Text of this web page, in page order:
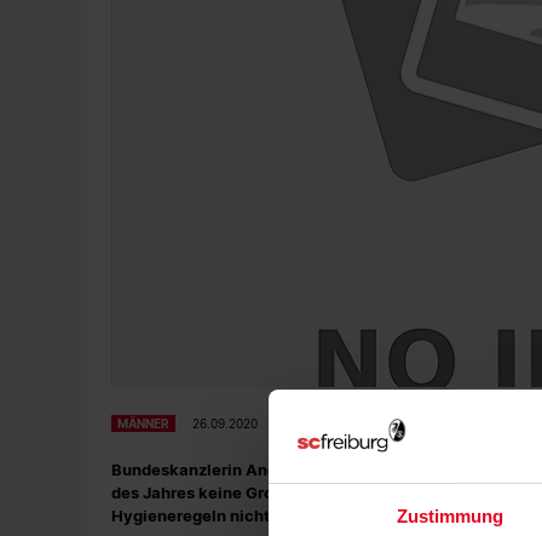
Zustimmung
MÄNNER 26.09.2020
Bundeskanzlerin Angela Merkel und die Chefs der
des Jahres keine Großveranstaltungen zugelassen
Hygieneregeln nicht möglich ist".